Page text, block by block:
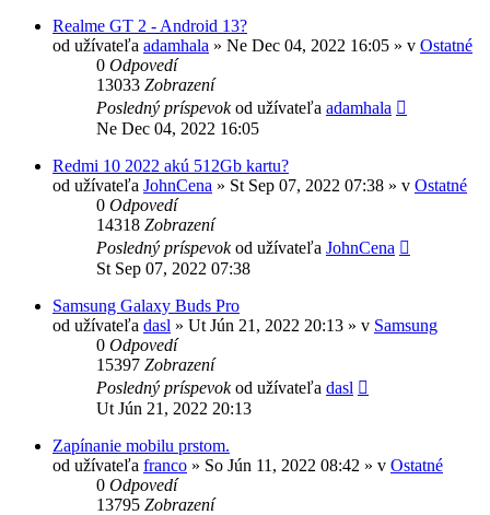
Realme GT 2 - Android 13?
od užívateľa adamhala » Ne Dec 04, 2022 16:05 » v Ostatné
0 Odpovedí
13033 Zobrazení
Posledný príspevokod užívateľa adamhala
Ne Dec 04, 2022 16:05
Redmi 10 2022 akú 512Gb kartu?
od užívateľa JohnCena » St Sep 07, 2022 07:38 » v Ostatné
0 Odpovedí
14318 Zobrazení
Posledný príspevokod užívateľa JohnCena
St Sep 07, 2022 07:38
Samsung Galaxy Buds Pro
od užívateľa dasl » Ut Jún 21, 2022 20:13 » v Samsung
0 Odpovedí
15397 Zobrazení
Posledný príspevokod užívateľa dasl
Ut Jún 21, 2022 20:13
Zapínanie mobilu prstom.
od užívateľa franco » So Jún 11, 2022 08:42 » v Ostatné
0 Odpovedí
13795 Zobrazení